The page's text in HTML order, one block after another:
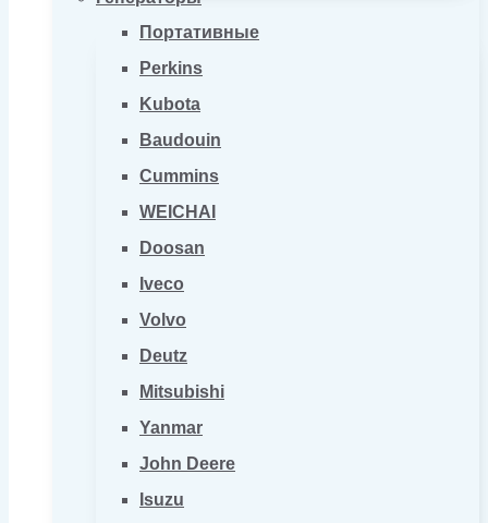
Портативные
Perkins
Kubota
Baudouin
Cummins
WEICHAI
Doosan
Iveco
Volvo
Deutz
Mitsubishi
Yanmar
John Deere
Isuzu